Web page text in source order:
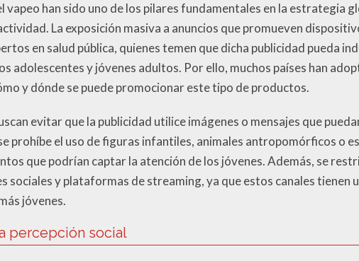
vapeo han sido uno de los pilares fundamentales en la estrategia
La exposición masiva a anuncios que promueven
en salud pública, quienes temen que dicha publicidad pueda
adolescentes y jóvenes adultos. Por ello, muchos países han
y dónde se puede promocionar este tipo de productos.
evitar que la publicidad utilice imágenes o mensajes que
prohíbe el uso de figuras infantiles, animales antropomórficos o
que podrían captar la atención de los jóvenes. Además, se
sociales y plataformas de streaming, ya que estos canales tienen
jóvenes.
percepción social